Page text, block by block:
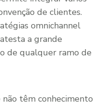
de clientes.
omnichannel
a grande
de qualquer ramo de
têm conhecimento